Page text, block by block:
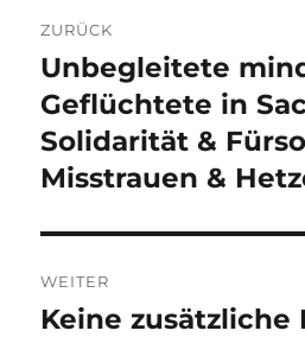
ZURÜCK
Vorheriger
Beitrag:
Unbegleitete
Geflüchtete in
Solidarität &
Misstrauen &
WEITER
Nächster
Keine zusätzliche